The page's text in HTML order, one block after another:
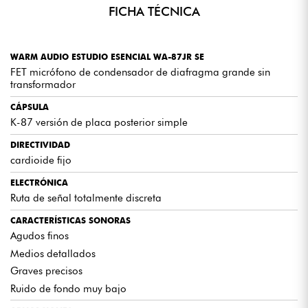
Con una ruta de señal completamente discreta, Studio Essential
ofrece un sonido rico, dinámico y detallado digno de los mejores
ACCESORIOS DE PRIMERA CALIDAD
Cada micrófono se suministra con un soporte rígido personalizado y
una elegante funda de piel para guardarlo, lo que garantiza su
durabilidad y practicidad.
CARACTERÍSTICAS COMUNES
Micrófonos de condensador FET de diafragma grande sin
transformador.
Cápsulas de placa posterior única K-47 y K-87.
Patrón polar cardioide fijo.
Ruta de señal 100% discreta.
Accesorios incluidos: soporte rígido y funda de piel.
FICHA TÉCNICA
WARM AUDIO ESTUDIO ESENCIAL WA-87JR SE
FET micrófono de condensador de diafragma grande sin
transformador
CÁPSULA
K-87 versión de placa posterior simple
DIRECTIVIDAD
cardioide fijo
ELECTRÓNICA
Ruta de señal totalmente discreta
CARACTERÍSTICAS SONORAS
Agudos finos
Medios detallados
Graves precisos
Ruido de fondo muy bajo